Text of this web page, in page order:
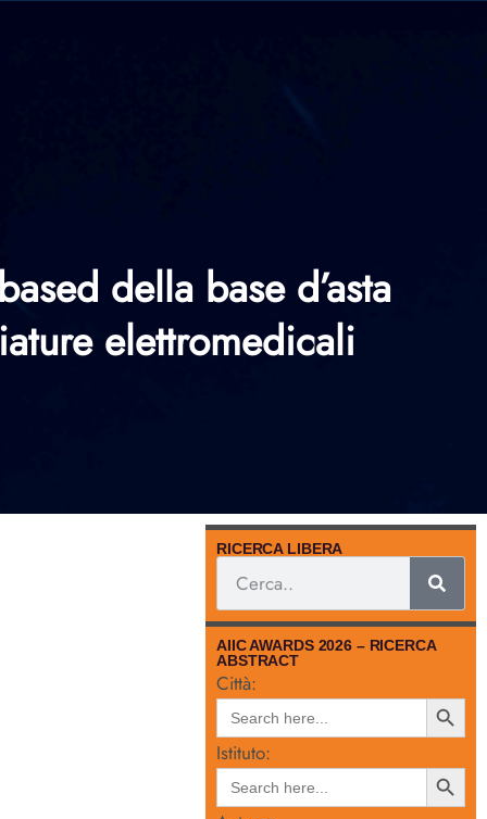
della base d’asta
elettromedicali
RICERCA LIBERA
AIIC AWARDS 2026 – RICERCA
ABSTRACT
Città:
Search
for:
Search
Button
Istituto:
Search
for:
Search
Button